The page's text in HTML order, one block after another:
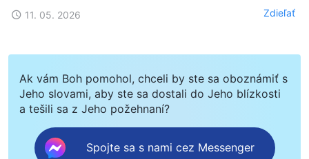
11. 05. 2026 Zdieľať
Ak vám Boh pomohol, chceli by ste sa oboznámiť s
Jeho slovami, aby ste sa dostali do Jeho blízkosti
a tešili sa z Jeho požehnaní?
Spojte sa s nami cez Messenger